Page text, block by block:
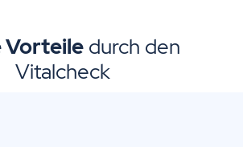
Vorteile durch den
Vitalcheck